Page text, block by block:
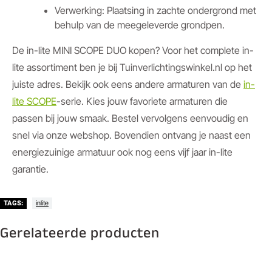
Verwerking: Plaatsing in zachte ondergrond met
behulp van de meegeleverde grondpen.
De in-lite MINI SCOPE DUO kopen? Voor het complete in-
lite assortiment ben je bij Tuinverlichtingswinkel.nl op het
juiste adres. Bekijk ook eens andere armaturen van de in-
lite SCOPE-serie. Kies jouw favoriete armaturen die
passen bij jouw smaak. Bestel vervolgens eenvoudig en
snel via onze webshop. Bovendien ontvang je naast een
energiezuinige armatuur ook nog eens vijf jaar in-lite
garantie.
TAGS: inlite
Gerelateerde producten